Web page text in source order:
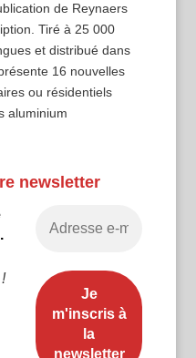
de Reynaers
Tiré à 25 000
et distribué dans
16 nouvelles
ou résidentiels
aluminium
newsletter